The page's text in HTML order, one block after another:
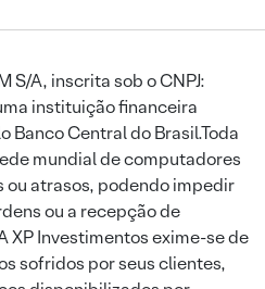
S/A, inscrita sob o CNPJ:
instituição financeira
Banco Central do Brasil.Toda
mundial de computadores
atrasos, podendo impedir
ou a recepção de
XP Investimentos exime-se de
sofridos por seus clientes,